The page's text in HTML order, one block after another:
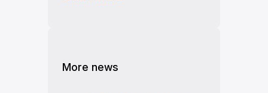
More news